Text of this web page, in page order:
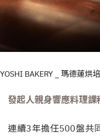
YOSHI BAKERY _ 瑪德蓮烘
發起人親身響應料理課
連續3年擔任500盤共